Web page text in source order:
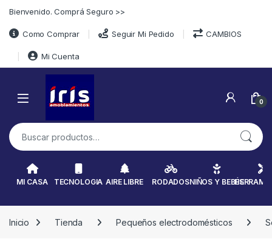
Bienvenido. Comprá Seguro >>
Como Comprar Seguir Mi Pedido CAMBIOS
Mi Cuenta
0
Buscar por:
MI CASA TECNOLOGIA AIRE LIBRE RODADOSNIÑOS Y BEBÉS
Inicio Tienda Pequeños electrodomésticos